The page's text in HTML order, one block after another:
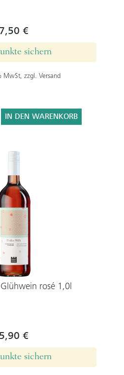
7,50 €
sichern
MwSt, zzgl. Versand
IN DEN WARENKORB
rosé 1,0l
5,90 €
sichern